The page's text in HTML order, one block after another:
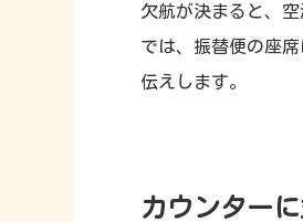
欠航が決まると、
では、振替便の座
伝えします。
カウンター